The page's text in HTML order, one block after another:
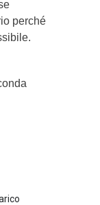
perché